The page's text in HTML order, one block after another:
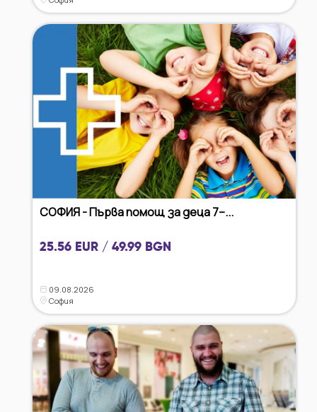
СОФИЯ - Първа помощ за деца 7–...
25.56 EUR / 49.99 BGN
09.08.2026
София